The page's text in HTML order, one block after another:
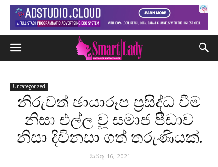
Uncategorized
නිරුවත් ඡායාරූප ප්‍රසිද්ධ වීම
නිසා එල්ල වූ සමාජ පීඩාව
නිසා දිවිනසා ගත් තරුණියක්.
මාර්තු 16, 2021